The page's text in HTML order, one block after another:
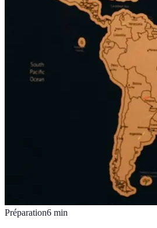
Préparation6 min